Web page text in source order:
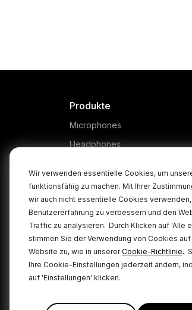
Wir verwenden essentielle Cookies, um
funktionsfähig zu machen. Mit Ihrer
wir auch nicht essentielle Cookies
Benutzererfahrung zu verbessern und den
Traffic zu analysieren. Durch Klicken auf 'Alle
stimmen Sie der Verwendung von Cookies
Website zu, wie in unsererCookie-Richtlinie.
Ihre Cookie-Einstellungen jederzeit ändern,
auf 'Einstellungen' klicken.
Produkte
Microphones
Headphones
Accessories
Kits
Apparel
Software